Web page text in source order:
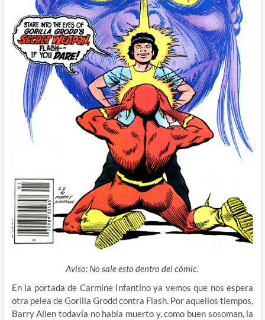
Aviso: No sale esto dentro del cómic.
En la portada de Carmine Infantino ya vemos que nos espera
otra pelea de Gorilla Grodd contra Flash. Por aquellos tiempos,
Barry Allen todavía no había muerto y, como buen sosoman, la